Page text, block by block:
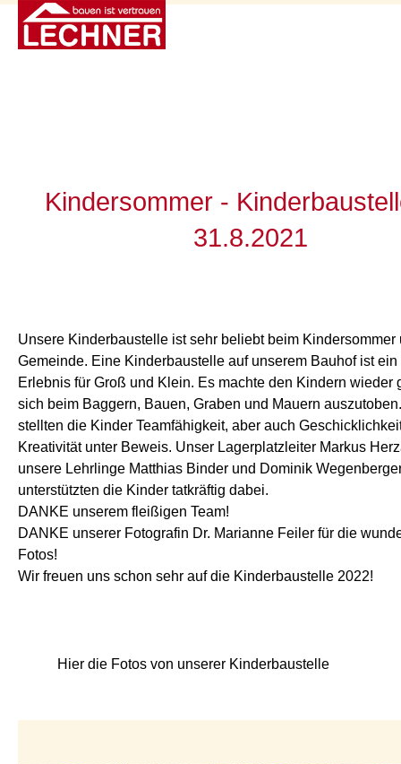
Kindersommer -
31.8.2021
Unsere Kinderbaustelle ist sehr beliebt beim Kindersommer
Gemeinde. Eine Kinderbaustelle auf unserem Bauhof ist
Erlebnis für Groß und Klein. Es machte den Kindern wieder
sich beim Baggern, Bauen, Graben und Mauern
stellten die Kinder Teamfähigkeit, aber auch
Kreativität unter Beweis. Unser Lagerplatzleiter Markus
unsere Lehrlinge Matthias Binder und Dominik
unterstützten die Kinder tatkräftig dabei.
DANKE unserem fleißigen Team!
DANKE unserer Fotografin Dr. Marianne Feiler für die
Fotos!
Wir freuen uns schon sehr auf die Kinderbaustelle 2022!
Hier die Fotos von unserer Kinderbaustelle